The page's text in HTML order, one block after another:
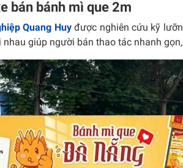
bán bánh mì que 2m
Quang Huyđược nghiên cứu kỹ
giúp người bán thao tác nhanh